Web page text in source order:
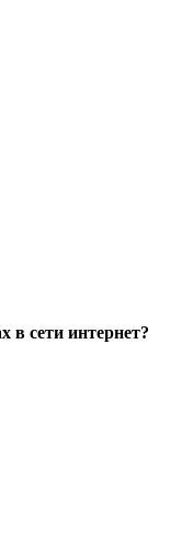
в сети интернет?